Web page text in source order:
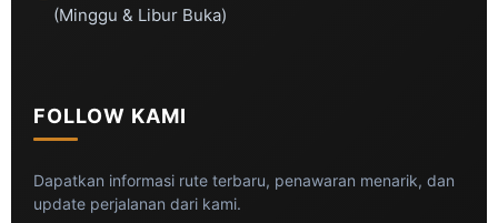
(Minggu & Libur Buka)
FOLLOW KAMI
Dapatkan informasi rute terbaru, penawaran menarik, dan
update perjalanan dari kami.